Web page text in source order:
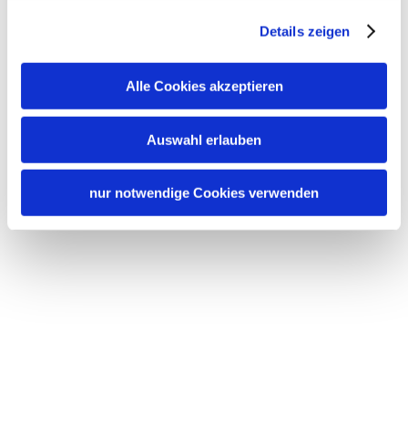
Details zeigen
Alle Cookies akzeptieren
Auswahl erlauben
nur notwendige Cookies verwenden